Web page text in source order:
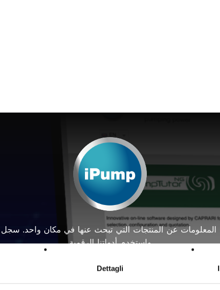
Dettagli
المعلومات عن المنتجات التي تبحث عنها في مكان واحد. سجل
واستخدم أدواتنا الرقمية